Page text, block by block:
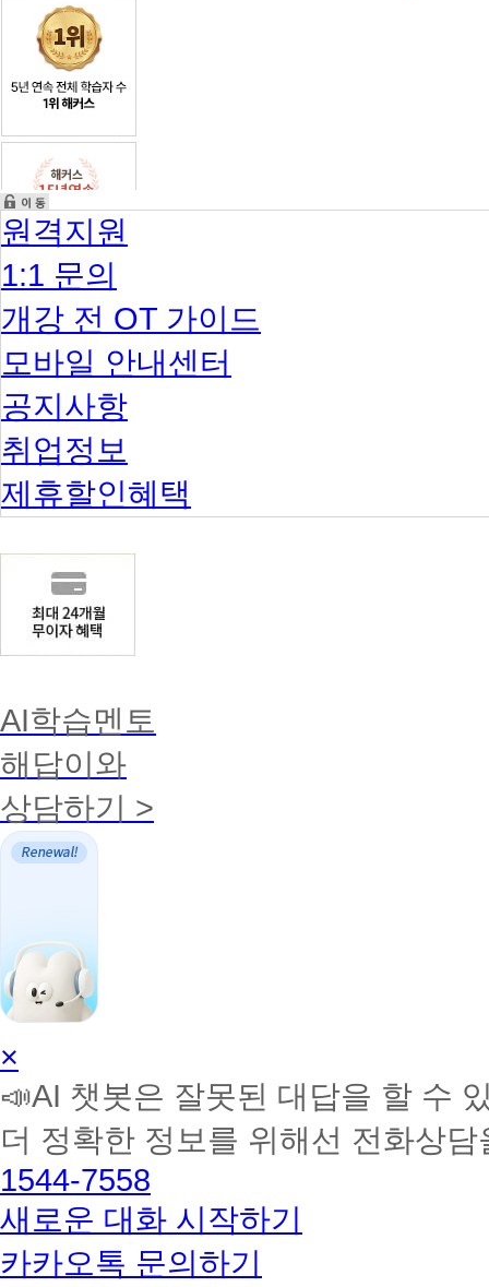
원격지원
1:1 문의
개강 전 OT 가이드
모바일 안내센터
공지사항
취업정보
제휴할인혜택
AI학습멘토
해답이와
상담하기 >
AI
학
습
토
커
BETA
×
📣AI 챗봇은 잘못된 대답을 할 수
더 정확한 정보를 위해선 전화상
1544-7558
새로운 대화 시작하기
카카오톡 문의하기